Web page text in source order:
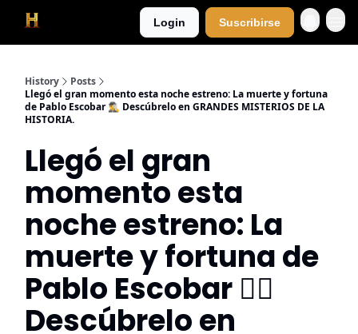
Login Suscribirse
History
Posts
Llegó el gran momento esta noche estreno: La muerte y fortuna
de Pablo Escobar 🕵️‍♂️ Descúbrelo en GRANDES MISTERIOS DE LA
HISTORIA.
Llegó el gran
momento esta
noche estreno: La
muerte y fortuna de
Pablo Escobar 🕵️‍♂️
Descúbrelo en